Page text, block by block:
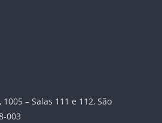
– Salas 111 e 112, São
003